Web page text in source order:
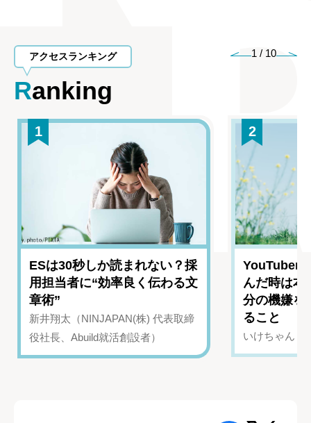
アクセスランキング
Ranking
1 / 10
1
ESは30秒しか読まれない？採
用担当者に“効率良く伝わる文
章術”
新井翔太（NINJAPAN(株) 代表取締
役社長、Abuild就活創設者）
2
YouTuber
んだ時は
分の機嫌を
ること
いけちゃん（